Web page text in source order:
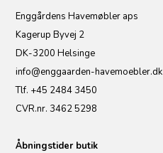
Enggårdens Havemøbler aps
Kagerup Byvej 2
DK-3200 Helsinge
info@enggaarden-havemoebler.dk
Tlf. +45 2484 3450
CVR.nr. 3462 5298
Åbningstider butik